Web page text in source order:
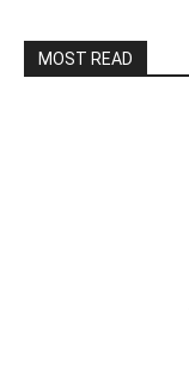
MOST READ